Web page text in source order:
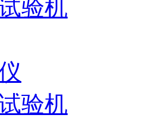
验机
验机